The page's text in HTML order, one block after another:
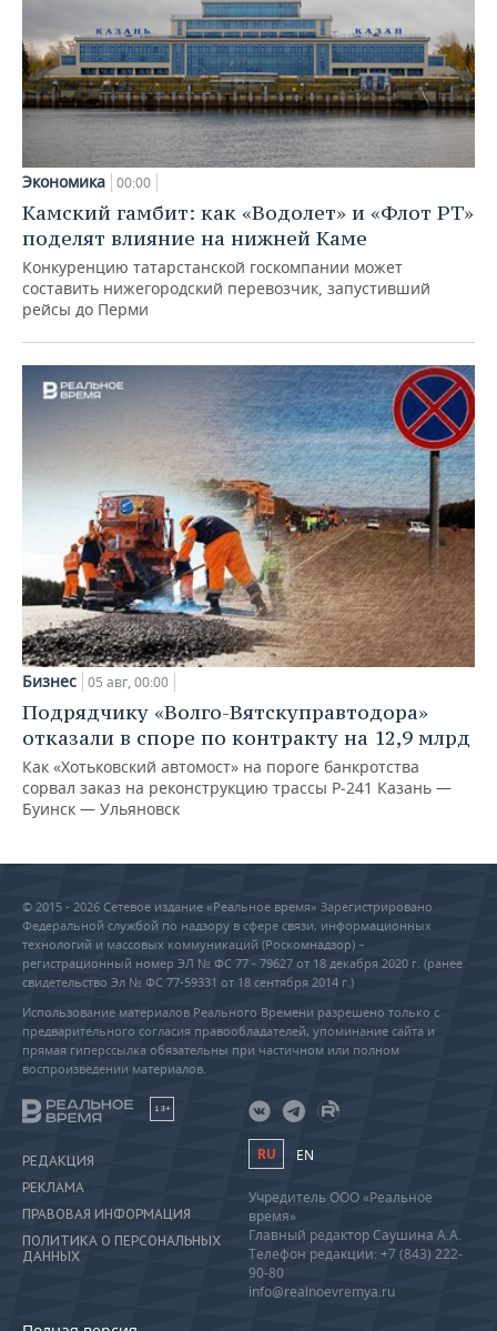
Экономика 00:00
Камский гамбит: как «Водолет» и «Флот РТ»
поделят влияние на нижней Каме
Конкуренцию татарстанской госкомпании может
составить нижегородский перевозчик, запустивший
рейсы до Перми
Бизнес 05 авг, 00:00
Подрядчику «Волго-Вятскуправтодора»
отказали в споре по контракту на 12,9 млрд
Как «Хотьковский автомост» на пороге банкротства
сорвал заказ на реконструкцию трассы Р‑241 Казань —
Буинск — Ульяновск
© 2015 - 2026 Сетевое издание «Реальное время» Зарегистрировано
Федеральной службой по надзору в сфере связи, информационных
технологий и массовых коммуникаций (Роскомнадзор) –
регистрационный номер ЭЛ № ФС 77 - 79627 от 18 декабря 2020 г. (ранее
свидетельство Эл № ФС 77-59331 от 18 сентября 2014 г.)
Использование материалов Реального Времени разрешено только с
предварительного согласия правообладателей, упоминание сайта и
прямая гиперссылка обязательны при частичном или полном
воспроизведении материалов.
18+
РЕДАКЦИЯ
РЕКЛАМА
ПРАВОВАЯ ИНФОРМАЦИЯ
ПОЛИТИКА О ПЕРСОНАЛЬНЫХ
ДАННЫХ
RU EN
Учредитель ООО «Реальное
время»
Главный редактор Саушина А.А.
Телефон редакции: +7 (843) 222-
90-80
info@realnoevremya.ru